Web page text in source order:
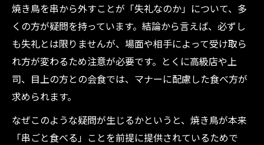
焼き鳥を串から外すことが「失礼なのか」について、多
くの方が疑問を持っています。結論から言えば、必ずし
も失礼とは限りませんが、場面や相手によって受け取ら
れ方が変わるため注意が必要です。とくに高級店や上
司、目上の方との会食では、マナーに配慮した食べ方が
求められます。
なぜこのような疑問が生じるかというと、焼き鳥が本来
「串ごと食べる」ことを前提に提供されているためで